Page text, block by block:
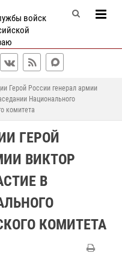
войск
Герой России генерал армии
Национального
комитета
ГЕРОЙ
ВИКТОР
В
КОМИТЕТА